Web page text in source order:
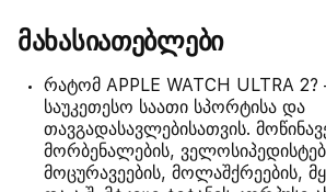
მახასიათებლები
რატომ APPLE WATCH ULTRA 2?
საუკეთესო საათი სპორტისა და
თავგადასავლებისათვის.
მორბენალების,
მოცურავეების, მოლაშქრეების,